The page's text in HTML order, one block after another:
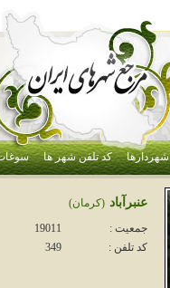
شهردارها کد تلفن شهر ها
عنبرآباد (كرمان)
جمعیت :
19011
کد تلفن :
349